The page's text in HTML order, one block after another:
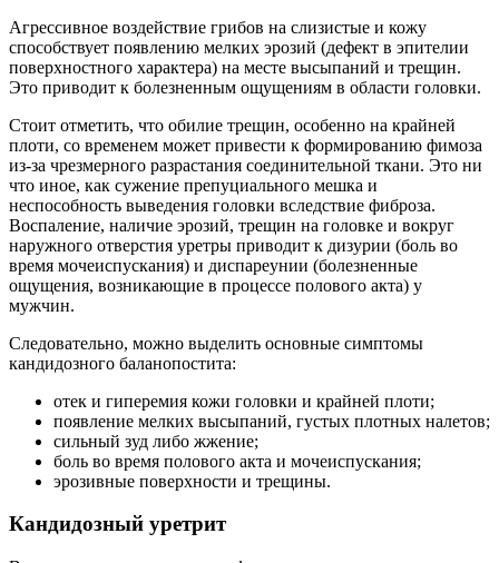
Агрессивное воздействие грибов на слизистые и кожу
способствует появлению мелких эрозий (дефект в эпителии
поверхностного характера) на месте высыпаний и трещин.
Это приводит к болезненным ощущениям в области головки.
Стоит отметить, что обилие трещин, особенно на крайней
плоти, со временем может привести к формированию фимоза
из-за чрезмерного разрастания соединительной ткани. Это ни
что иное, как сужение препуциального мешка и
неспособность выведения головки вследствие фиброза.
Воспаление, наличие эрозий, трещин на головке и вокруг
наружного отверстия уретры приводит к дизурии (боль во
время мочеиспускания) и диспареунии (болезненные
ощущения, возникающие в процессе полового акта) у
мужчин.
Следовательно, можно выделить основные симптомы
кандидозного баланопостита:
отек и гиперемия кожи головки и крайней плоти;
появление мелких высыпаний, густых плотных налетов;
сильный зуд либо жжение;
боль во время полового акта и мочеиспускания;
эрозивные поверхности и трещины.
Кандидозный уретрит